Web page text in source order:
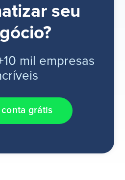
seu
mil empresas
grátis